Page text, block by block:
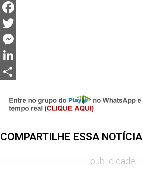
WhatsApp
Facebook
Twitter
Messenger
LinkedIn
COMPARTILHE ESSA NOTÍCIA
publicidade